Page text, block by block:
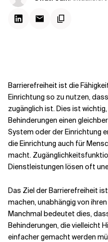
Barrierefreiheit ist die
Einrichtung so zu nutzen,
zugänglich ist. Dies ist
Behinderungen einen
System oder der Einrichtung
die Einrichtung auch für
macht.
Dienstleistungen lösen oft
Das Ziel der Barrierefreiheit
machen, unabhängig von
Manchmal bedeutet dies,
Behinderungen, die vielleicht
einfacher gemacht werden